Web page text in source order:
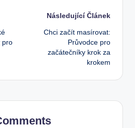
pro
Následující Článek
Chci začít masírovat:
Průvodce pro
začátečníky krok za
krokem